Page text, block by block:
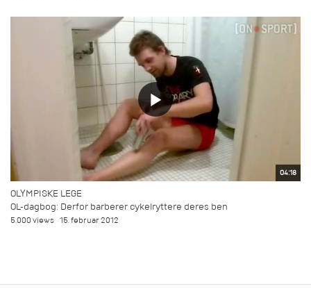
04:18
OLYMPISKE LEGE
OL-dagbog: Derfor barberer cykelryttere deres ben
5.000 views 15. februar 2012